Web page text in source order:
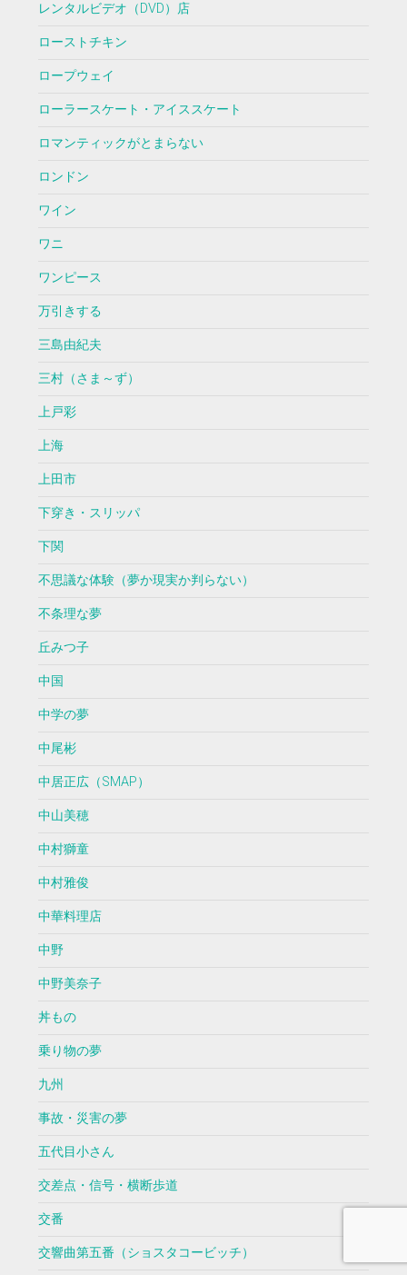
レンタルビデオ（DVD）店
ローストチキン
ロープウェイ
ローラースケート・アイススケート
ロマンティックがとまらない
ロンドン
ワイン
ワニ
ワンピース
万引きする
三島由紀夫
三村（さま～ず）
上戸彩
上海
上田市
下穿き・スリッパ
下関
不思議な体験（夢か現実か判らない）
不条理な夢
丘みつ子
中国
中学の夢
中尾彬
中居正広（SMAP）
中山美穂
中村獅童
中村雅俊
中華料理店
中野
中野美奈子
丼もの
乗り物の夢
九州
事故・災害の夢
五代目小さん
交差点・信号・横断歩道
交番
交響曲第五番（ショスタコービッチ）